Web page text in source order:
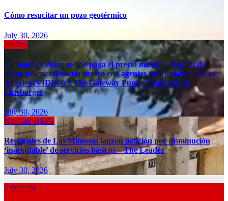
Cómo resucitar un pozo geotérmico
July 30, 2026
Política
Un hombre enloquecido paga el precio máximo después de
llevar un cuchillo a un tiroteo con agentes del condado de Los
Ángeles (VIDEO) * The Gateway Pundit * por Cullen
Linebarger
July 30, 2026
Noticias españa
Residentes de Las Mimosas lanzan petición por disminución
‘inaceptable’ de servicios básicos – The Leader
July 30, 2026
7 minutos